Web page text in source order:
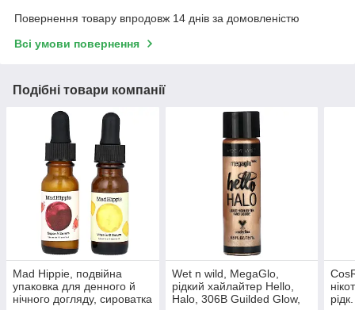
Повернення товару впродовж 14 днів за домовленістю
Всі умови повернення
Подібні товари компанії
Mad Hippie, подвійна
упаковка для денного й
нічного догляду, сироватка
Wet n wild, MegaGlo,
рідкий хайлайтер Hello,
Halo, 306B Guilded Glow,